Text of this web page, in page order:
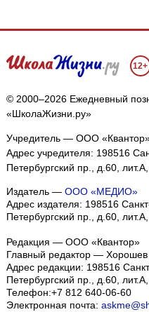
12+
© 2000–2026 Ежедневный
«ШколаЖизни.ру»
Учредитель — ООО
Адрес учредителя: 198516
Петербургский пр., д.60,
Издатель — ООО «МЕДИО»
Адрес издателя: 198516
Петербургский пр., д.60,
Редакция — ООО «Квантор»
Главный редактор —
Адрес редакции: 198516
Петербургский пр., д.60,
Телефон:+7 812 640-06-60
Электронная почта: